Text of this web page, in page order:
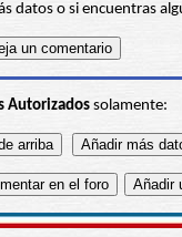
datos o si encuentras
Autorizadossolamente: